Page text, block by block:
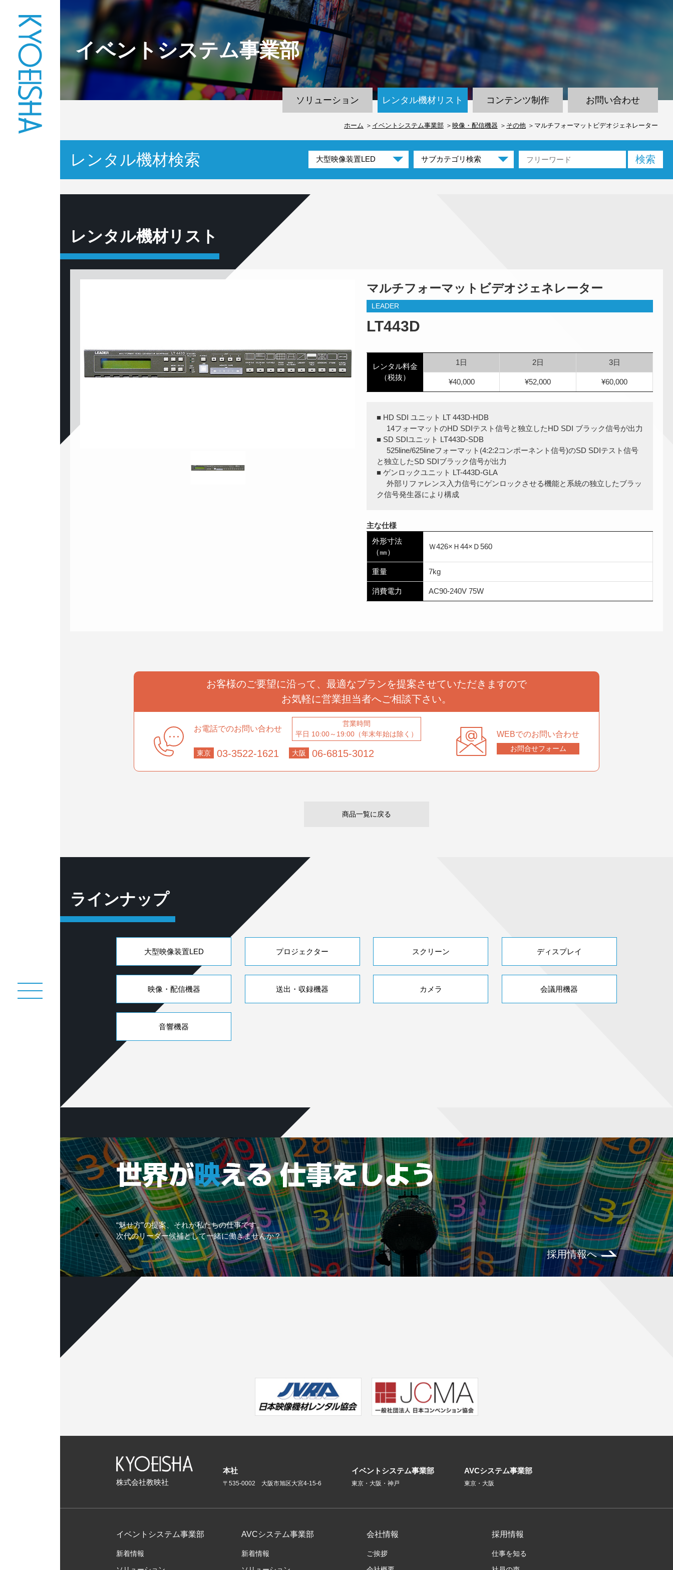
イベントシステム事業部
ソリューション レンタル機材リスト コンテンツ制作 お問い合わせ
ホーム イベントシステム事業部 映像・配信機器 その他 マルチフォーマットビデオジェネレーター
レンタル機材検索
レンタル機材リスト
マルチフォーマットビデオジェネレーター
LEADER
LT443D
レンタル料金
（税抜）
1日 2日 3日
¥40,000 ¥52,000 ¥60,000
■ HD SDI ユニット LT 443D-HDB
14フォーマットのHD SDIテスト信号と独立したHD SDI ブラック信号が出力
■ SD SDIユニット LT443D-SDB
525line/625lineフォーマット(4:2:2コンポーネント信号)のSD SDIテスト信号
と独立したSD SDIブラック信号が出力
■ ゲンロックユニット LT-443D-GLA
外部リファレンス入力信号にゲンロックさせる機能と系統の独立したブラッ
ク信号発生器により構成
主な仕様
外形寸法
（㎜）
Ｗ426×Ｈ44×Ｄ560
重量 7kg
消費電力 AC90-240V 75W
お客様のご要望に沿って、 最適なプランを提案させていただきますので
お気軽に営業担当者へご相談下さい。
お電話でのお問い合わせ
営業時間
平日 10:00～19:00（年末年始は除く）
東京 03-3522-1621 大阪 06-6815-3012
WEBでのお問い合わせ
お問合せフォーム
商品一覧に戻る
ラインナップ
大型映像装置LED プロジェクター スクリーン ディスプレイ
映像・配信機器 送出・収録機器 カメラ 会議用機器
音響機器
“魅せ方”の提案、それが私たちの仕事です。
次代のリーダー候補として一緒に働きませんか？
採用情報へ
株式会社教映社
本社
〒535-0002 大阪市旭区大宮4-15-6
イベントシステム事業部
東京・大阪・神戸
AVCシステム事業部
東京・大阪
イベントシステム事業部
新着情報
AVCシステム事業部
新着情報
会社情報
ご挨拶
採用情報
仕事を知る